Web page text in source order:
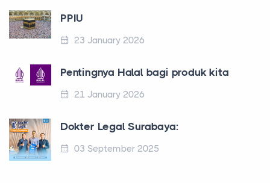
PPIU
23 January 2026
Pentingnya Halal bagi produk kita
21 January 2026
Dokter Legal Surabaya:
03 September 2025